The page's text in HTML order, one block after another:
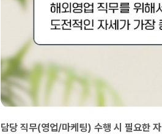
담당 직무(영업/마케팅) 수행 시 필요한